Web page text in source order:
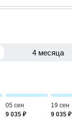
4 месяца
05 сен
9 035 ₽
19 сен
9 035 ₽